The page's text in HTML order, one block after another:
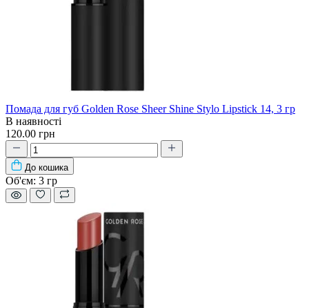
Помада для губ Golden Rose Sheer Shine Stylo Lipstick 14, 3 гр
В наявності
120.00 грн
До кошика
Об'єм: 3 гр